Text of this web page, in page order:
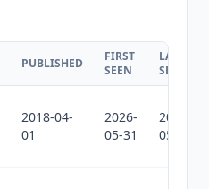
PUBLISHED
FIRST
SEEN
LAST
SEEN
2018-04-
01
2026-
05-31
2026-
05-31